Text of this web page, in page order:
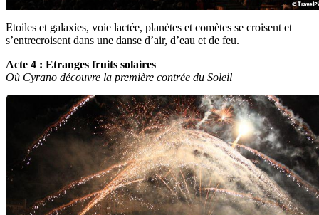
Etoiles et galaxies, voie lactée, planètes et comètes se croisent et
s’entrecroisent dans une danse d’air, d’eau et de feu.
Acte 4 : Etranges fruits solaires
Où Cyrano découvre la première contrée du Soleil